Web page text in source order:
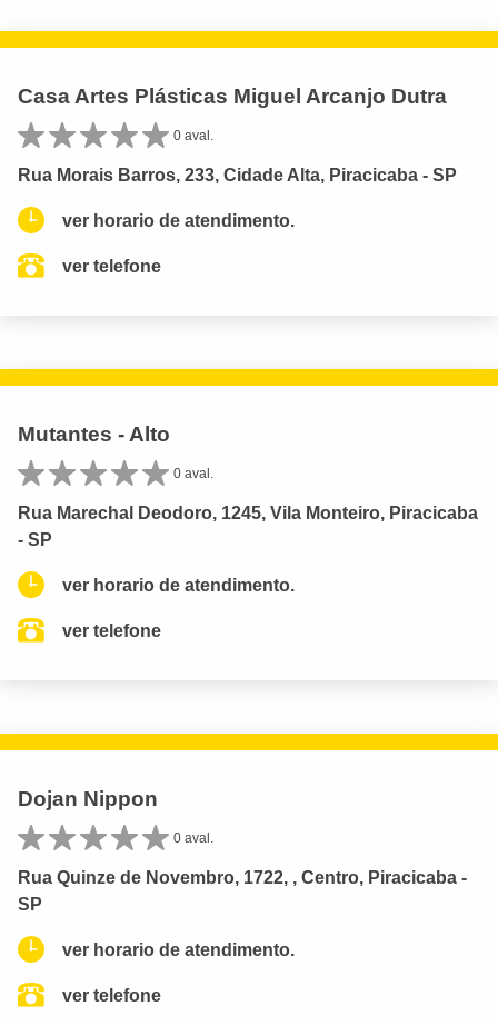
Casa Artes Plásticas Miguel Arcanjo Dutra
0 aval.
Rua Morais Barros, 233, Cidade Alta, Piracicaba - SP
ver horario de atendimento.
ver telefone
Mutantes - Alto
0 aval.
Rua Marechal Deodoro, 1245, Vila Monteiro, Piracicaba
- SP
ver horario de atendimento.
ver telefone
Dojan Nippon
0 aval.
Rua Quinze de Novembro, 1722, , Centro, Piracicaba -
SP
ver horario de atendimento.
ver telefone